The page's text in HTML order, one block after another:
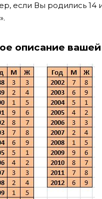
если Вы родились 14
описание